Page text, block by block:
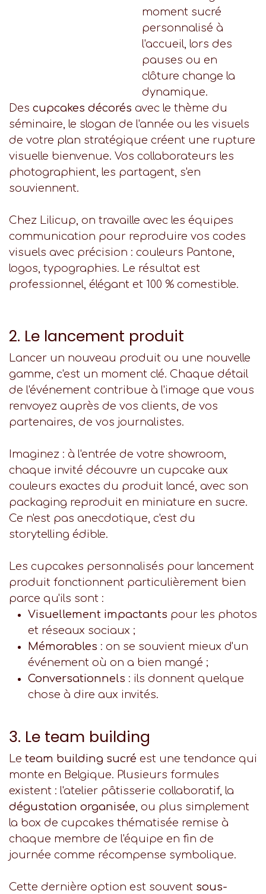
moment sucré
personnalisé à
l'accueil, lors des
pauses ou en
clôture change la
dynamique.
Des cupcakes décorés avec le thème du
séminaire, le slogan de l'année ou les visuels
de votre plan stratégique créent une rupture
visuelle bienvenue. Vos collaborateurs les
photographient, les partagent, s'en
souviennent.
Chez Lilicup, on travaille avec les équipes
communication pour reproduire vos codes
visuels avec précision : couleurs Pantone,
logos, typographies. Le résultat est
professionnel, élégant et 100 % comestible.
2. Le lancement produit
Lancer un nouveau produit ou une nouvelle
gamme, c'est un moment clé. Chaque détail
de l'événement contribue à l'image que vous
renvoyez auprès de vos clients, de vos
partenaires, de vos journalistes.
Imaginez : à l'entrée de votre showroom,
chaque invité découvre un cupcake aux
couleurs exactes du produit lancé, avec son
packaging reproduit en miniature en sucre.
Ce n'est pas anecdotique, c'est du
storytelling édible.
Les cupcakes personnalisés pour lancement
produit fonctionnent particulièrement bien
parce qu'ils sont :
Visuellement impactants pour les photos
et réseaux sociaux ;
Mémorables : on se souvient mieux d'un
événement où on a bien mangé ;
Conversationnels : ils donnent quelque
chose à dire aux invités.
3. Le team building
Le team building sucré est une tendance qui
monte en Belgique. Plusieurs formules
existent : l'atelier pâtisserie collaboratif, la
dégustation organisée, ou plus simplement
la box de cupcakes thématisée remise à
chaque membre de l'équipe en fin de
journée comme récompense symbolique.
Cette dernière option est souvent sous-